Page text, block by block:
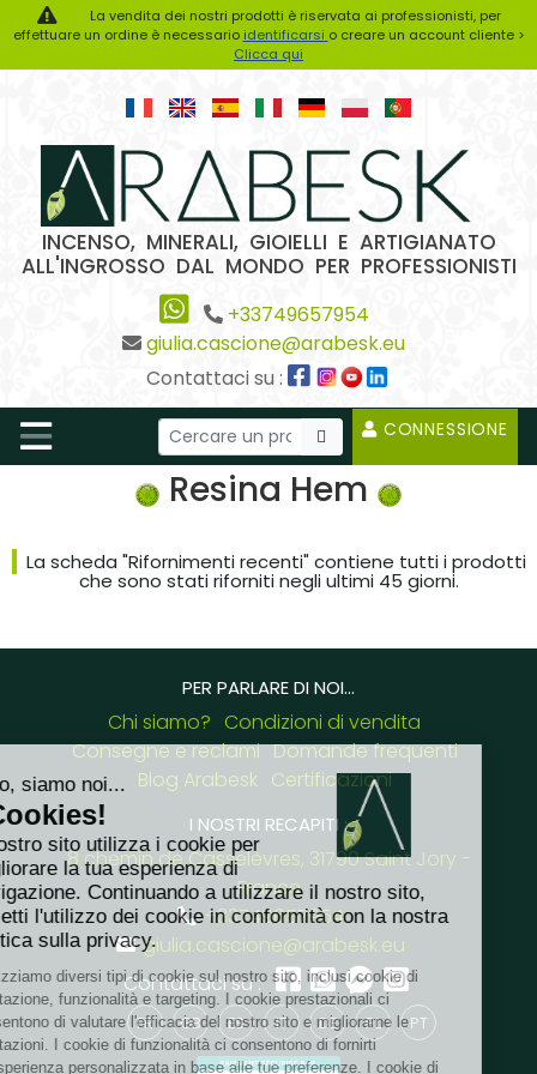
La vendita dei nostri prodotti è riservata ai professionisti, per
effettuare un ordine è necessario identificarsi o creare un account cliente >
Clicca qui
INCENSO, MINERALI, GIOIELLI E ARTIGIANATO
ALL'INGROSSO DAL MONDO PER PROFESSIONISTI
+33749657954
giulia.cascione@arabesk.eu
Contattaci su :
CONNESSIONE
Resina Hem
La scheda "Rifornimenti recenti" contiene tutti i prodotti
che sono stati riforniti negli ultimi 45 giorni.
PER PARLARE DI NOI...
Chi siamo? Condizioni di vendita
Consegne e reclami Domande frequenti
Blog Arabesk Certificazioni
I NOSTRI RECAPITI :
8 chemin de Casselèvres, 31790 Saint Jory -
France
+33749657954
giulia.cascione@arabesk.eu
Contattaci su :
FR GB ES IT DE PL PT